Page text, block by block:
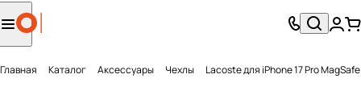
Главная Каталог Аксесcуары Чехлы Lacoste для iPhone 17 Pro